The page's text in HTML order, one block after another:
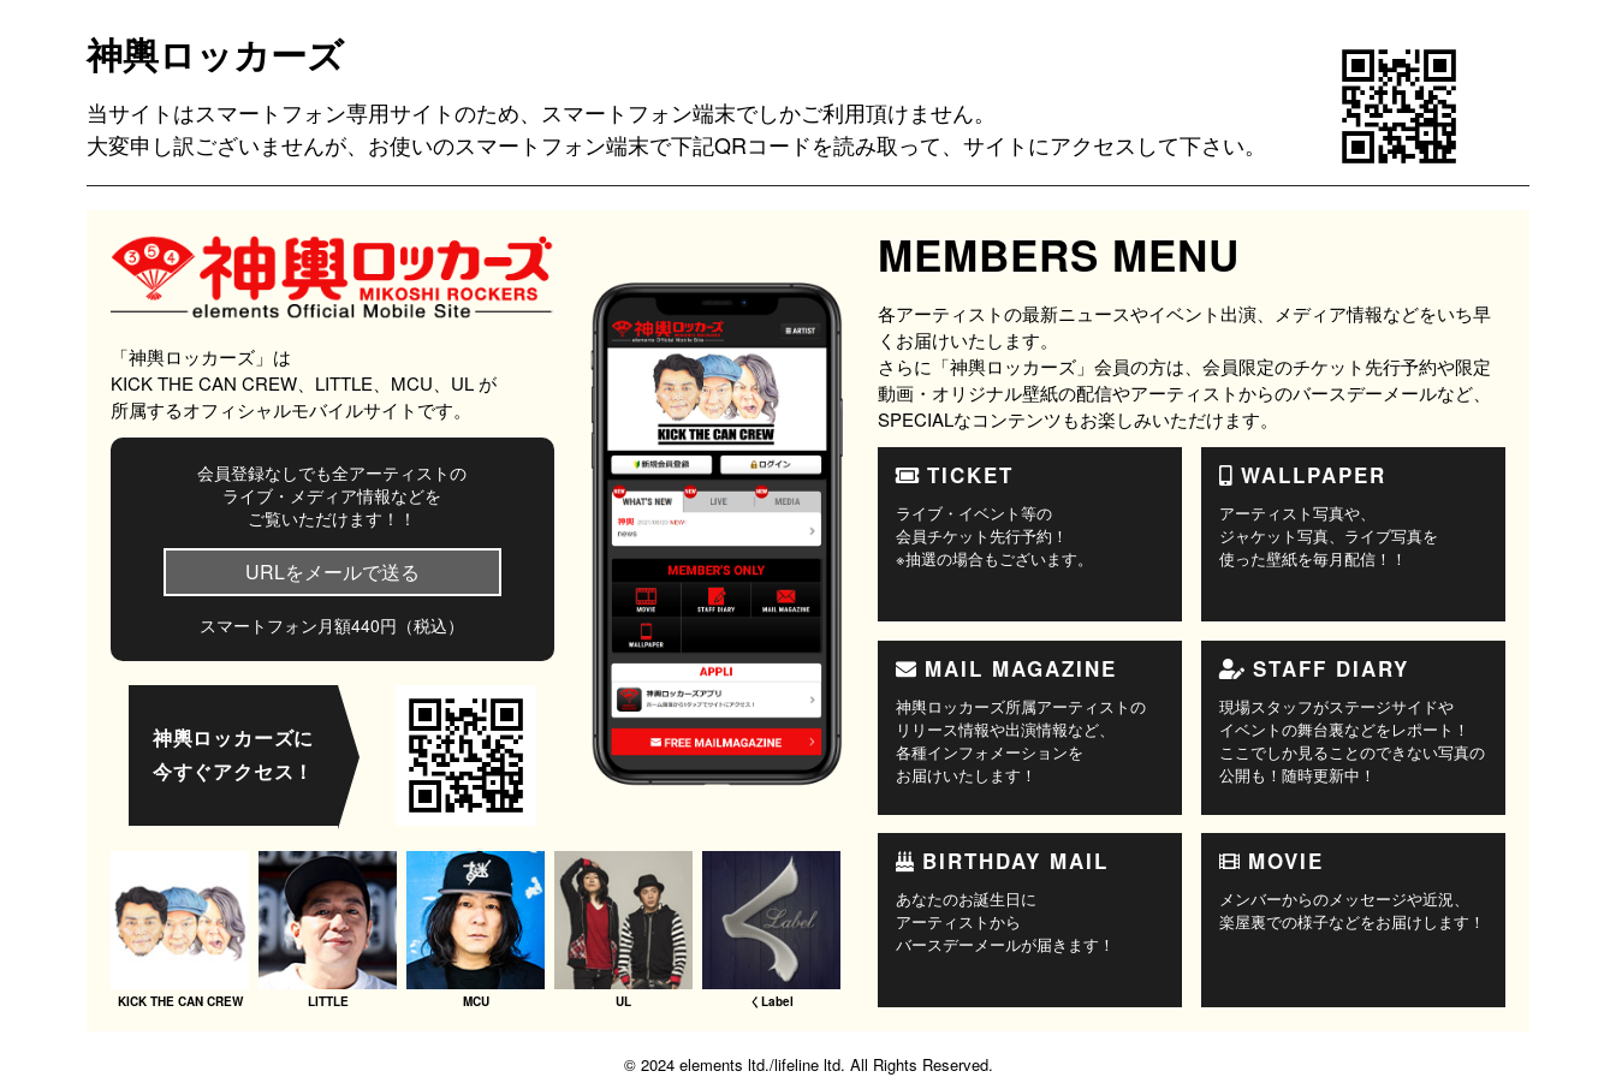
神輿ロッカーズ
当サイトはスマートフォン専用サイトのため、スマートフォン端末でしかご利用頂けません。
大変申し訳ございませんが、お使いのスマートフォン端末で下記QRコードを読み取って、サイトにアクセスして下さい。
「神輿ロッカーズ」は
KICK THE CAN CREW、LITTLE、MCU、UL が
所属するオフィシャルモバイルサイトです。
会員登録なしでも全アーティストの
ライブ・メディア情報などを
ご覧いただけます！！
URLをメールで送る
スマートフォン月額440円（税込）
神輿ロッカーズに
今すぐアクセス！
KICK THE CAN CREW LITTLE MCU UL くLabel
MEMBERS MENU
各アーティストの最新ニュースやイベント出演、メディア情報などをいち早
くお届けいたします。
さらに「神輿ロッカーズ」会員の方は、会員限定のチケット先行予約や限定
動画・オリジナル壁紙の配信やアーティストからのバースデーメールなど、
SPECIALなコンテンツもお楽しみいただけます。
TICKET
ライブ・イベント等の
会員チケット先行予約！
※抽選の場合もございます。
WALLPAPER
アーティスト写真や、
ジャケット写真、ライブ写真を
使った壁紙を毎月配信！！
MAIL MAGAZINE
神輿ロッカーズ所属アーティストの
リリース情報や出演情報など、
各種インフォメーションを
お届けいたします！
STAFF DIARY
現場スタッフがステージサイドや
イベントの舞台裏などをレポート！
ここでしか見ることのできない写真の
公開も！随時更新中！
BIRTHDAY MAIL
あなたのお誕生日に
アーティストから
バースデーメールが届きます！
MOVIE
メンバーからのメッセージや近況、
楽屋裏での様子などをお届けします！
© 2024 elements ltd./lifeline ltd. All Rights Reserved.